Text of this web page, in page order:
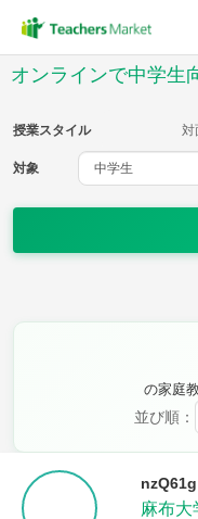
オンラインで中学生
授業スタイル 対
対象
の家庭
並び順：
nzQ61g
麻布大
教科
時給：¥1,000 ～ ¥10,000